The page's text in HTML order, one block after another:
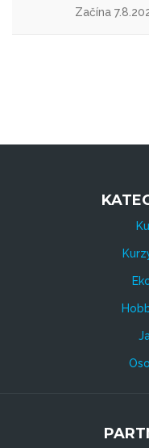
Začína